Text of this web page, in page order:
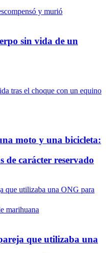
sin vida de un
moto y una bicicleta:
de carácter reservado
que utilizaba una